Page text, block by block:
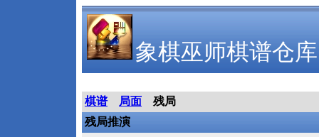
象棋巫师棋谱仓库
棋谱 局面
残局
残局推演